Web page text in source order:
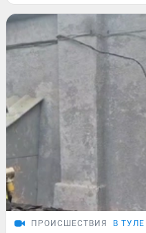
ПРОИСШЕСТВИЯ В ТУЛЕ